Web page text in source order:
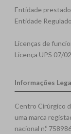
Entidade
Entidade
Licenças de
Licença UPS 07/
Informações
Centro Cirúrgico
uma marca
nacional n.º